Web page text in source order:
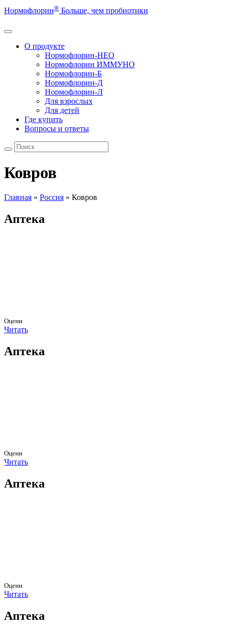
Нормофлорин® Больше, чем пробиотики
О продукте
Нормофлорин-НЕО
Нормофлорин ИММУНО
Нормофлорин-Б
Нормофлорин-Д
Нормофлорин-Л
Для взрослых
Для детей
Где купить
Вопросы и ответы
Ковров
Главная » Россия » Ковров
Аптека
Оцени
Читать
Аптека
Оцени
Читать
Аптека
Оцени
Читать
Аптека